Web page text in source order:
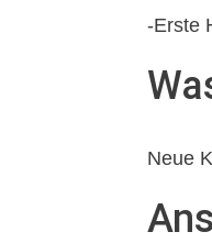
-Erste
Neue